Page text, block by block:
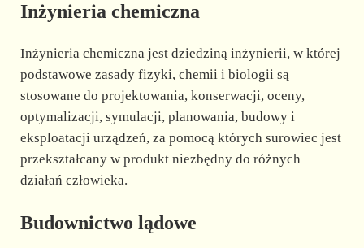
Inżynieria chemiczna
Inżynieria chemiczna jest dziedziną inżynierii, w której
podstawowe zasady fizyki, chemii i biologii są
stosowane do projektowania, konserwacji, oceny,
optymalizacji, symulacji, planowania, budowy i
eksploatacji urządzeń, za pomocą których surowiec jest
przekształcany w produkt niezbędny do różnych
działań człowieka.
Budownictwo lądowe